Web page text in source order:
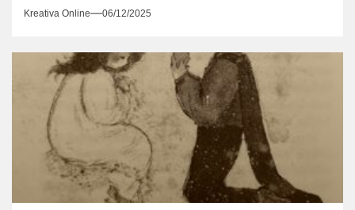
Kreativa Online 06/12/2025